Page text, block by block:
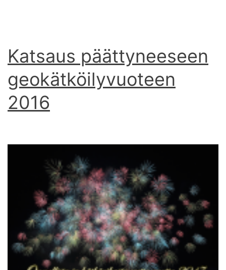
Katsaus päättyneeseen
geokätköilyvuoteen
2016